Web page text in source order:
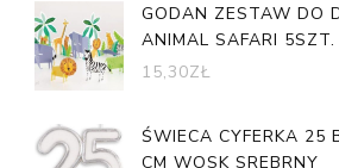
GODAN ZESTAW DO
ANIMAL SAFARI 5SZT.
15,30ZŁ
ŚWIECA CYFERKA 25
CM WOSK SREBRNY